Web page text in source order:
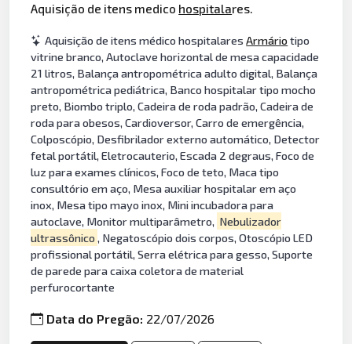
Aquisição de itens medico hospitalares.
Aquisição de itens médico hospitalaresArmáriotipo
vitrine branco, Autoclave horizontal de mesa capacidade
21 litros, Balança antropométrica adulto digital, Balança
antropométrica pediátrica, Banco hospitalar tipo mocho
preto, Biombo triplo, Cadeira de roda padrão, Cadeira de
roda para obesos, Cardioversor, Carro de emergência,
Colposcópio, Desfibrilador externo automático, Detector
fetal portátil, Eletrocauterio, Escada 2 degraus, Foco de
luz para exames clínicos, Foco de teto, Maca tipo
consultório em aço, Mesa auxiliar hospitalar em aço
inox, Mesa tipo mayo inox, Mini incubadora para
autoclave, Monitor multiparâmetro, Nebulizador
ultrassônico , Negatoscópio dois corpos, Otoscópio LED
profissional portátil, Serra elétrica para gesso, Suporte
de parede para caixa coletora de material
perfurocortante
Data do Pregão: 22/07/2026